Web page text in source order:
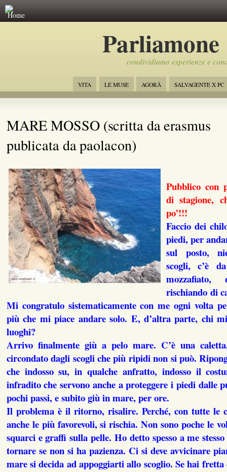
Home
Parliamone
condividiamo esperienze e
VITA LE MUSE AGORÀ SALVAGENTE X PC
MARE MOSSO (scritta da erasmus
publicata da paolacon)
Pubblico con
di stagione,
po’!!!
Faccio dei
piedi, per
sul posto,
scogli, c’è
rischiando di
Mi congratulo sistematicamente con me ogni volta
più che mi piace andare solo. E, d’altra parte, chi
luoghi?
Arrivo finalmente giù a pelo mare. C’è una
circondato dagli scogli che più ripidi non si può.
che indosso su, in qualche anfratto, indosso il
infradito che servono anche a proteggere i piedi dalle
pochi passi, e subito giù in mare, per ore.
Il problema è il ritorno, risalire. Perché, con tutte le
anche le più favorevoli, si rischia. Non sono poche le
squarci e graffi sulla pelle. Ho detto spesso a me
tornare se non si ha pazienza. Ci si deve avvicinare
mare si decida ad appoggiarti allo scoglio. Se hai